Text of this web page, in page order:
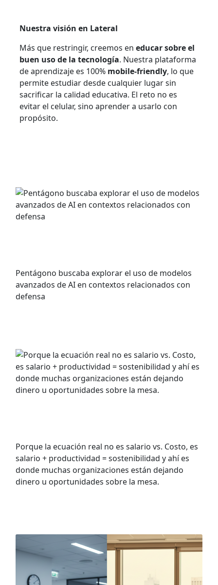
Nuestra visión en Lateral
Más que restringir, creemos en educar sobre el
buen uso de la tecnología. Nuestra plataforma
de aprendizaje es 100% mobile-friendly, lo que
permite estudiar desde cualquier lugar sin
sacrificar la calidad educativa. El reto no es
evitar el celular, sino aprender a usarlo con
propósito.
Pentágono buscaba explorar el uso de modelos
avanzados de AI en contextos relacionados con
defensa
Porque la ecuación real no es salario vs. Costo, es
salario + productividad = sostenibilidad y ahí es
donde muchas organizaciones están dejando
dinero u oportunidades sobre la mesa.